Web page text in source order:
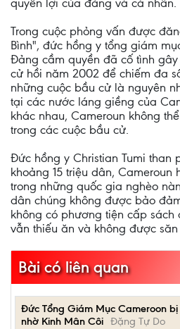
quyền lợi của đảng và cá nhân.
Trong cuộc phỏng vấn được
Bình", đức hồng y tổng giám
Ðảng cầm quyền đã cố tình
cử hồi năm 2002 để chiếm đa
những cuộc bầu cử là nguyên
tại các nước láng giềng của
khác nhau, Cameroun không
trong các cuộc bầu cử.
Ðức hồng y Christian Tumi than
khoảng 15 triệu dân, Cameroun
trong những quốc gia nghèo
dân chúng không được bảo
không có phương tiện cấp
vẫn thiếu ăn và không được
Bài có liên quan
Đức Tổng Giám Mục Cameroon
nhờ Kinh Mân Côi Đặng Tự Do